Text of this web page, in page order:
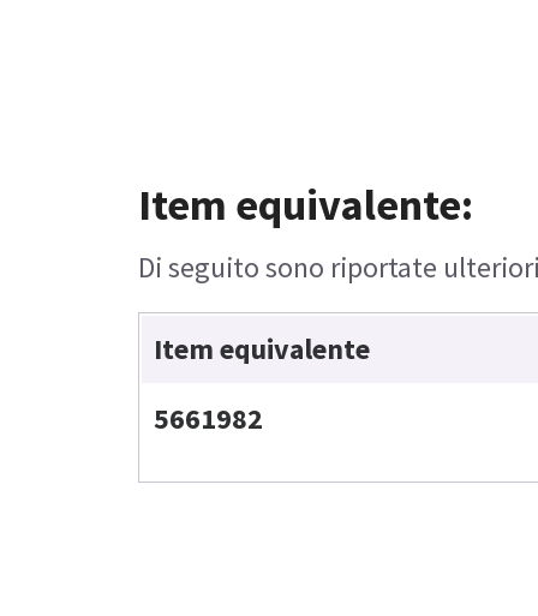
Item equivalente:
Di seguito sono riportate
Item equivalente
5661982